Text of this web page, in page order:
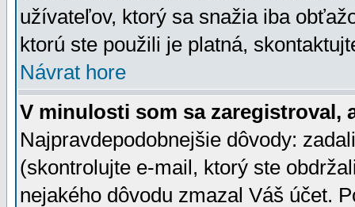
užívateľov, ktorý sa snažia iba
ktorú ste použili je platná,
Návrat hore
V minulosti som sa zaregistroval,
Najpravdepodobnejšie dôvody:
(skontrolujte e-mail, ktorý ste
nejakého dôvodu zmazal Váš účet.